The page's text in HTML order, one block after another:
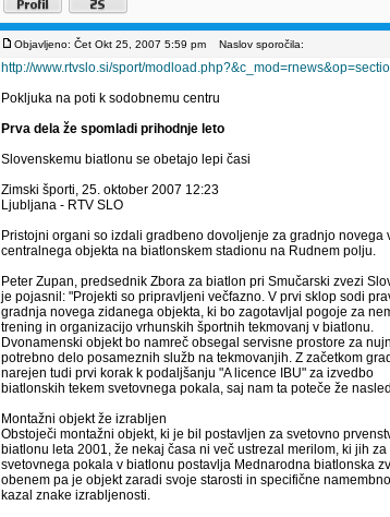
Objavljeno: Čet Okt 25, 2007 5:59 pm Naslov sporočila:
http://www.rtvslo.si/sport/
Pokljuka na poti k sodobnemu centru
Prva dela že spomladi prihodnje leto
Slovenskemu biatlonu se obetajo lepi časi
Zimski športi, 25. oktober 2007 12:23
Ljubljana - RTV SLO
Pristojni organi so izdali gradbeno dovoljenje za gradnjo novega
centralnega objekta na biatlonskem stadionu na Rudnem polju.
Peter Zupan, predsednik Zbora za biatlon pri Smučarski zvezi
je pojasnil: "Projekti so pripravljeni večfazno. V prvi sklop sodi
gradnja novega zidanega objekta, ki bo zagotavljal pogoje za
trening in organizacijo vrhunskih športnih tekmovanj v biatlonu.
Dvonamenski objekt bo namreč obsegal servisne prostore za
potrebno delo posameznih služb na tekmovanjih. Z začetkom
narejen tudi prvi korak k podaljšanju "A licence IBU" za izvedbo
biatlonskih tekem svetovnega pokala, saj nam ta poteče že
Montažni objekt že izrabljen
Obstoječi montažni objekt, ki je bil postavljen za svetovno
biatlonu leta 2001, že nekaj časa ni več ustrezal merilom, ki jih za
svetovnega pokala v biatlonu postavlja Mednarodna biatlonska
obenem pa je objekt zaradi svoje starosti in specifične
kazal znake izrabljenosti.